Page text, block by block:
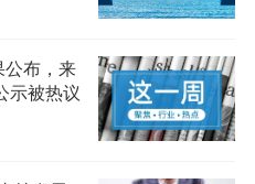
公布，来
示被热议